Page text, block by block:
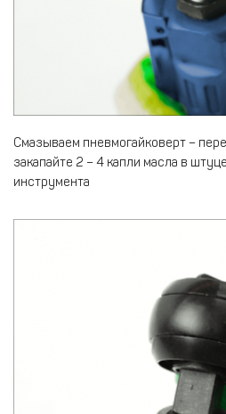
Смазываем пневмогайковерт –
закапайте 2 – 4 капли масла в
инструмента